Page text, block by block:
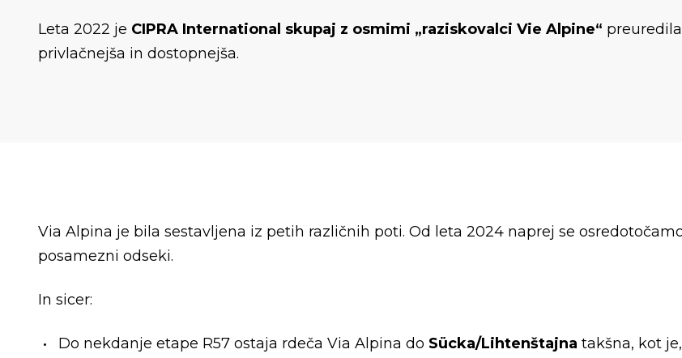
Leta 2022 je CIPRA International skupaj z osmimi „raziskovalci Vie Alpine“
privlačnejša in dostopnejša.
Via Alpina je bila sestavljena iz petih različnih poti. Od leta 2024 naprej se
posamezni odseki.
In sicer:
Do nekdanje etape R57 ostaja rdeča Via Alpina do Sücka/Lihtenštajna takšna, kot je,